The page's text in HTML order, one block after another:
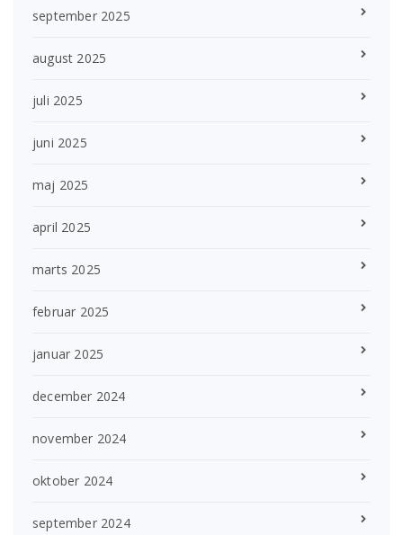
september 2025
august 2025
juli 2025
juni 2025
maj 2025
april 2025
marts 2025
februar 2025
januar 2025
december 2024
november 2024
oktober 2024
september 2024